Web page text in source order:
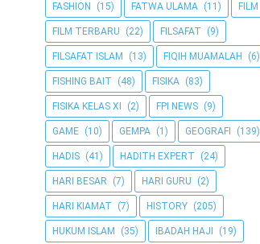
FASHION (15) FATWA ULAMA (11) FILM
FILM TERBARU (22) FILSAFAT (9)
FILSAFAT ISLAM (13) FIQIH MUAMALAH (6)
FISHING BAIT (48) FISIKA (83)
FISIKA KELAS XI (2) FPI NEWS (9)
GAME (10) GEMPA (1) GEOGRAFI (139)
HADIS (41) HADITH EXPERT (24)
HARI BESAR (7) HARI GURU (2)
HARI KIAMAT (7) HISTORY (205)
HUKUM ISLAM (35) IBADAH HAJI (19)